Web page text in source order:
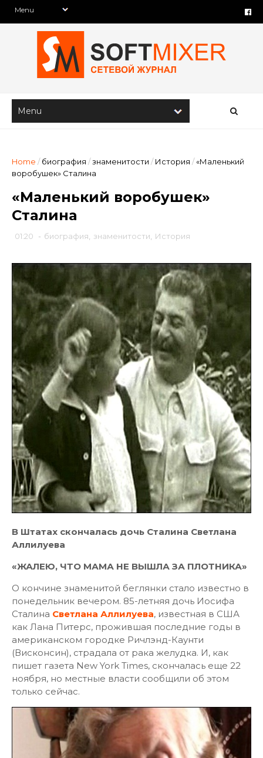
Home / биография /знаменитости / История /«Маленький
воробушек» Сталина
«Маленький воробушек»
Сталина
01:20 - биография знаменитости История
В Штатах скончалась дочь Сталина Светлана
Аллилуева
«ЖАЛЕЮ, ЧТО МАМА НЕ ВЫШЛА ЗА ПЛОТНИКА»
О кончине знаменитой беглянки стало известно в
понедельник вечером. 85-летняя дочь Иосифа
Сталина Светлана Аллилуева, известная в США
как Лана Питерс, прожившая последние годы в
американском городке Ричлэнд-Каунти
(Висконсин), страдала от рака желудка. И, как
пишет газета New York Times, скончалась еще 22
ноября, но местные власти сообщили об этом
только сейчас.